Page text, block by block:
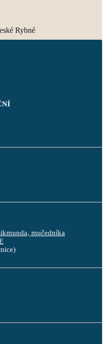
Rybné
mučedníka